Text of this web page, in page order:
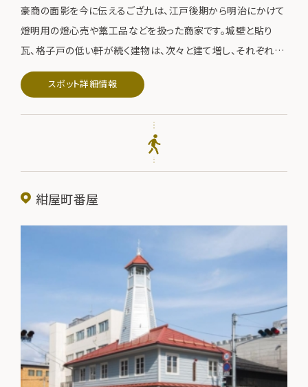
豪商の面影を今に伝えるござ九は、江戸後期から明治にかけて
燈明用の燈心売や藁工品などを扱った商家です。城壁と貼り
瓦、格子戸の低い軒が続く建物は、次々と建て増し、それぞれの
時代をうかがい知ることができます。
スポット詳細情報
紺屋町番屋